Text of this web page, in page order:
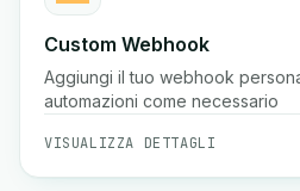
Custom Webhook
Aggiungi il tuo webhook
automazioni come necessario
VISUALIZZA DETTAGLI